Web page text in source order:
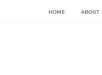
HOME ABOUT